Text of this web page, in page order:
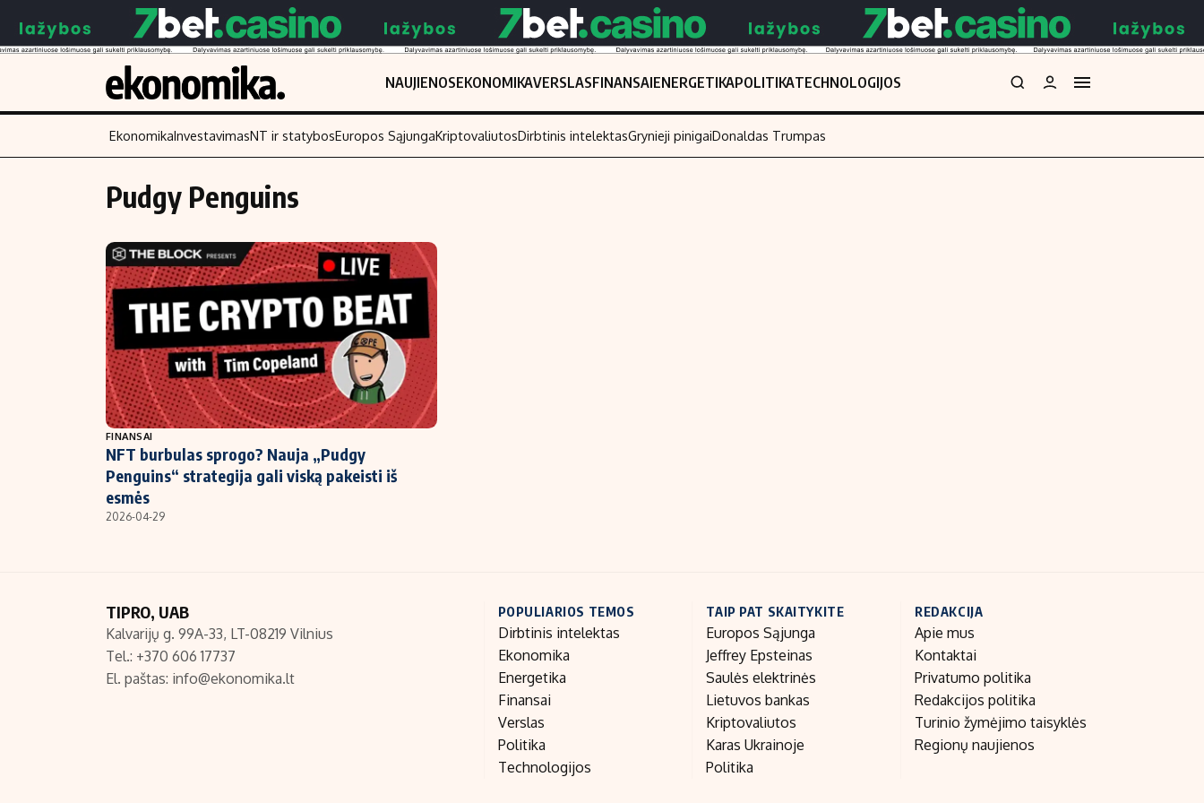
NAUJIENOSEKONOMIKAVERSLASFINANSAIENERGETIKAPOLITIKATECHNOLOGIJOS
Turinys
Naujienos
Aplinka
Verslas
Energetika
Ekonomika
Politika
NT ir statybos
Finansai
Įmonės
Žemės ūkis
Technologijos
Laisvalaikis
EkonomikaInvestavimasNT ir statybosEuropos SąjungaKriptovaliutosDirbtinis intelektasGrynieji pinigaiDonaldas Trumpas
Pudgy Penguins
FINANSAI
NFT burbulas sprogo? Nauja „Pudgy
Penguins“ strategija gali viską pakeisti iš
esmės
2026-04-29
TIPRO, UAB
Kalvarijų g. 99A-33, LT-08219 Vilnius
Tel.: +370 606 17737
El. paštas: info@ekonomika.lt
POPULIARIOS TEMOS
Dirbtinis intelektas
Ekonomika
Energetika
Finansai
Verslas
Politika
Technologijos
TAIP PAT SKAITYKITE
Europos Sąjunga
Jeffrey Epsteinas
Saulės elektrinės
Lietuvos bankas
Kriptovaliutos
Karas Ukrainoje
Politika
REDAKCIJA
Apie mus
Kontaktai
Privatumo politika
Redakcijos politika
Turinio žymėjimo taisyklės
Regionų naujienos